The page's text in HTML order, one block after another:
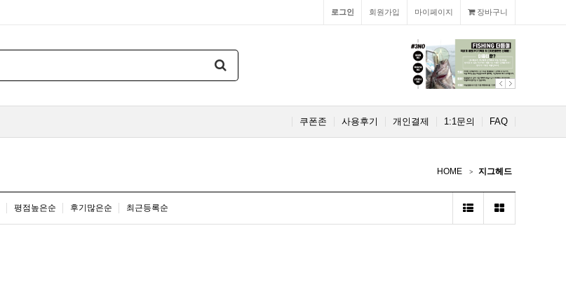
장바구니
마이페이지
회원가입
로그인
FAQ
1:1문의
개인결제
사용후기
쿠폰존
HOME 지그헤드
평점높은순 후기많은순 최근등록순